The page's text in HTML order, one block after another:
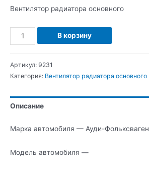
Вентилятор радиатора основного
Количество
Ауди-
Вентилятор
основного
В корзину
Артикул: 9231
Категория: Вентилятор радиатора основного
Описание
Марка автомобиля — Ауди-Фольксваген
Модель автомобиля —